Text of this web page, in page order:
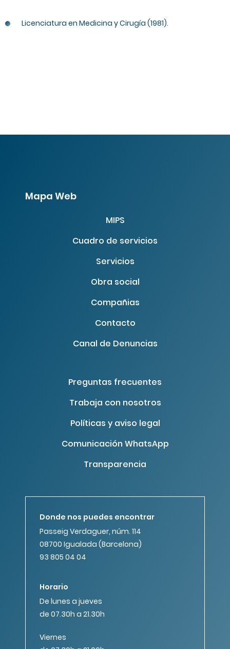
Licenciatura en Medicina y Cirugía (1981).
Mapa Web
MIPS
Cuadro de servicios
Servicios
Obra social
Compañias
Contacto
Canal de Denuncias
Preguntas frecuentes
Trabaja con nosotros
Políticas y aviso legal
Comunicación WhatsApp
Transparencia
Donde nos puedes encontrar
Passeig Verdaguer, núm. 114
08700 Igualada (Barcelona)
93 805 04 04
Horario
De lunes a jueves
de 07.30h a 21.30h
Viernes